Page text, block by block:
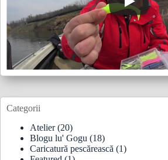
Categorii
Atelier(20)
Blogu lu' Gogu (18)
Caricatură pescărească (1)